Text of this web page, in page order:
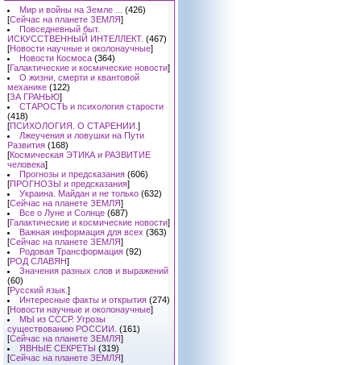
Мир и войны на Земле ...
(426)
[Сейчас на планете ЗЕМЛЯ]
Повседневный быт.
ИСКУССТВЕННЫЙ ИНТЕЛЛЕКТ. (467)
[Новости научные и околонаучные]
Новости Космоса (364)
[Галактические и космические новости]
О жизни, смерти и квантовой
механике (122)
[ЗА ГРАНЬЮ]
СТАРОСТЬ и психология старости
(418)
[ПСИХОЛОГИЯ. О СТАРЕНИИ. ]
Лжеучения и ловушки на Пути
Развития (168)
[Космическая ЭТИКА и РАЗВИТИЕ
человека]
Прогнозы и предсказания (606)
[ПРОГНОЗЫ и предсказания]
Украина. Майдан и не только (632)
[Сейчас на планете ЗЕМЛЯ]
Все о Луне и Солнце (687)
[Галактические и космические новости]
Важная информация для всех (363)
[Сейчас на планете ЗЕМЛЯ]
Родовая Трансформация (92)
[РОД СЛАВЯН]
Значения разных слов и выражений
(60)
[Русский язык. ]
Интересные факты и открытия (274)
[Новости научные и околонаучные]
МЫ из СССР. Угрозы
существованию РОССИИ. (161)
[Сейчас на планете ЗЕМЛЯ]
ЯВНЫЕ СЕКРЕТЫ (319)
[Сейчас на планете ЗЕМЛЯ]